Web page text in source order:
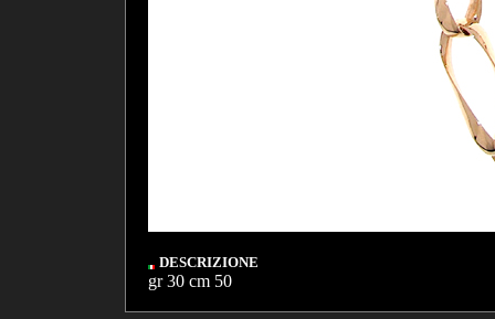
DESCRIZIONE
gr 30 cm 50